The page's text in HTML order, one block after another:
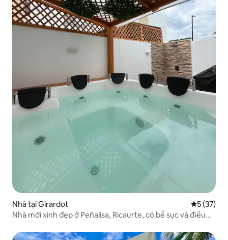
Nhà tại Girardot Xếp hạng
5 (37)
Nhà mới xinh đẹp ở Peñalisa, Ricaurte, có bể sục và điều